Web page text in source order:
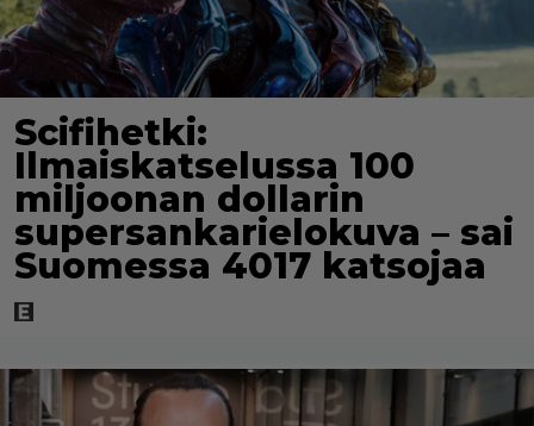
Scifihetki:
Ilmaiskatselussa 100
miljoonan dollarin
supersankarielokuva – sai
Suomessa 4017 katsojaa